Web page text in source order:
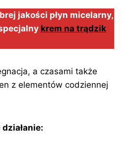
jakości płyn micelarny,
krem na trądzik
a czasami także
z elementów codziennej